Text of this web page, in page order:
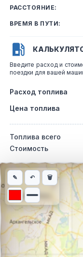
РАССТОЯНИЕ:
ВРЕМЯ В ПУТИ:
Введите расход и
поездки для вашей
Расход топлива
Цена топлива
Топлива всего
Стоимость
Интерактивная карта
✎ ↶ 🗑